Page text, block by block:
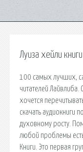
Луиза хейли книги
100 самых лучших,
читателей Лайвлиба.
хочется
скачать аудиокниги
духовному росту.
любой проблемы
Книги. Это первая